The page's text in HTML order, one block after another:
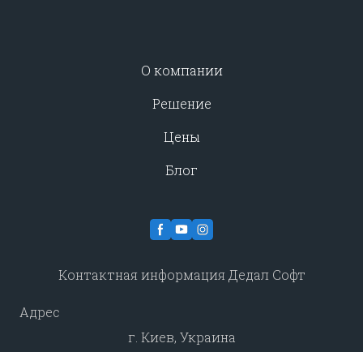
О компании
Решение
Цены
Блог
Контактная информация Дедал Софт
Адрес
г. Киев, Украина